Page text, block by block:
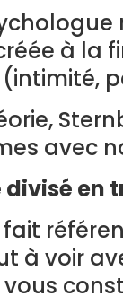
à la
(intimité,
avec
divisé
fait
à voir